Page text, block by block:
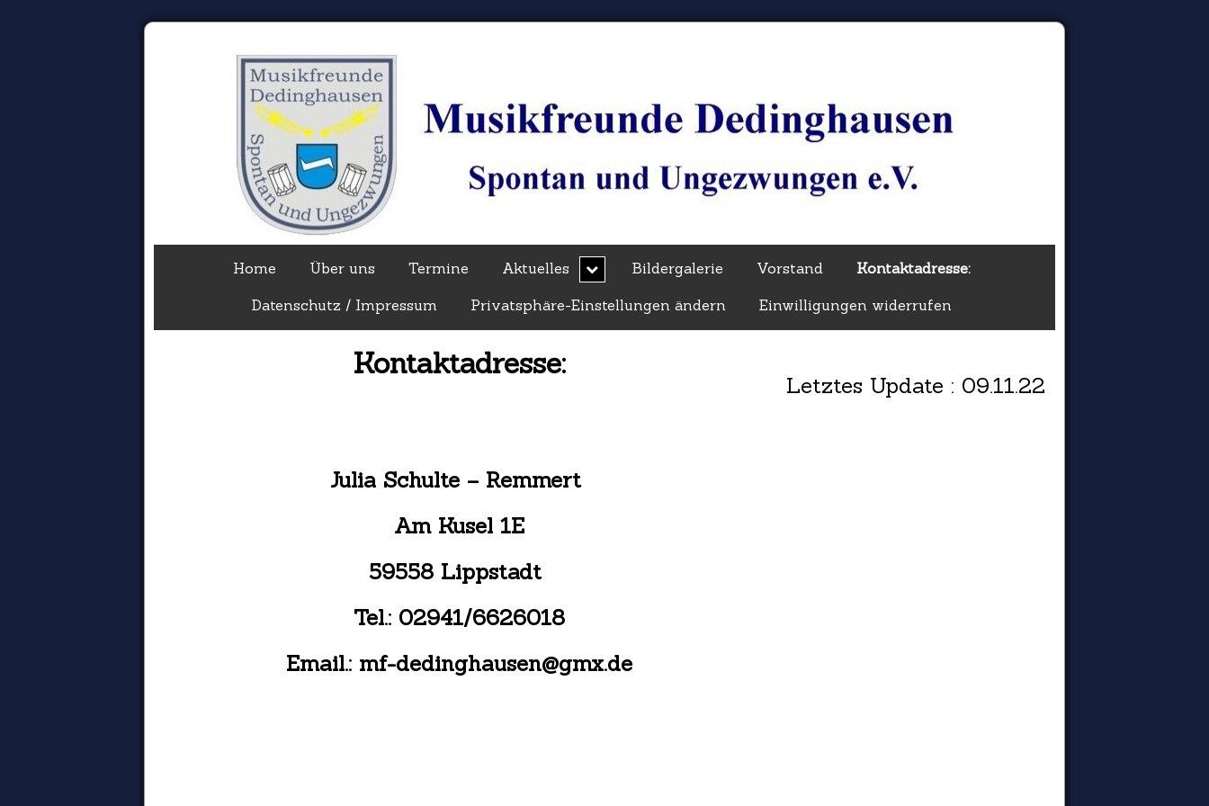
Home Über uns Termine Aktuelles
child
menu
Bildergalerie Vorstand Kontaktadresse:
Datenschutz / Impressum Privatsphäre-Einstellungen ändern Einwilligungen widerrufen
Kontaktadresse:
Julia Schulte – Remmert
Am Kusel 1E
59558 Lippstadt
Tel.: 02941/6626018
Email.: mf-dedinghausen@gmx.de
Letztes Update : 09.11.22